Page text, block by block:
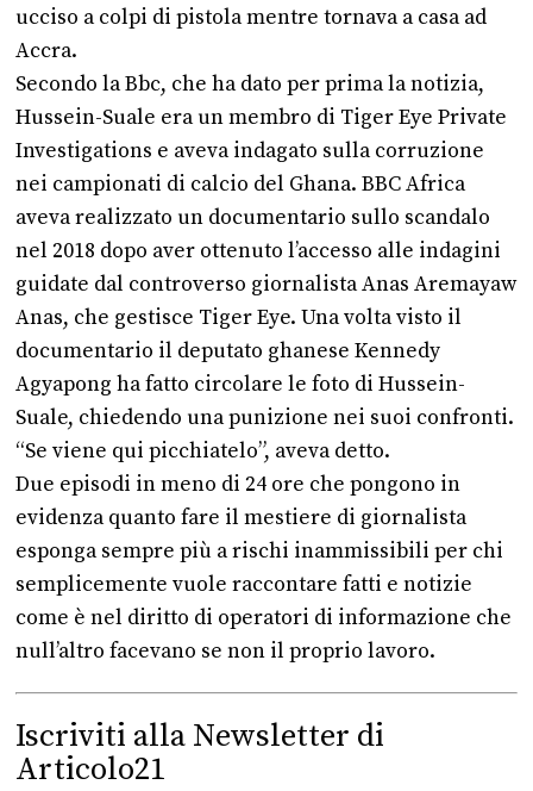
ucciso a colpi di pistola mentre tornava a casa ad
Accra.
Secondo la Bbc, che ha dato per prima la notizia,
Hussein-Suale era un membro di Tiger Eye Private
Investigations e aveva indagato sulla corruzione
nei campionati di calcio del Ghana. BBC Africa
aveva realizzato un documentario sullo scandalo
nel 2018 dopo aver ottenuto l’accesso alle indagini
guidate dal controverso giornalista Anas Aremayaw
Anas, che gestisce Tiger Eye. Una volta visto il
documentario il deputato ghanese Kennedy
Agyapong ha fatto circolare le foto di Hussein-
Suale, chiedendo una punizione nei suoi confronti.
“Se viene qui picchiatelo”, aveva detto.
Due episodi in meno di 24 ore che pongono in
evidenza quanto fare il mestiere di giornalista
esponga sempre più a rischi inammissibili per chi
semplicemente vuole raccontare fatti e notizie
come è nel diritto di operatori di informazione che
null’altro facevano se non il proprio lavoro.
Iscriviti alla Newsletter di
Articolo21